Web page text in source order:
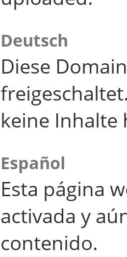
Deutsch
Diese
keine Inhalte
Español
Esta página
activada y
contenido.